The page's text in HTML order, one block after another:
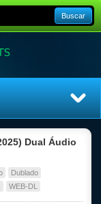
Buscar
Dual Áudio
Dublado
WEB-DL